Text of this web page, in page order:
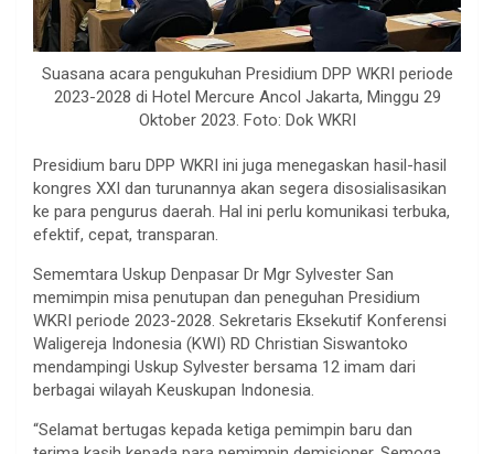
Suasana acara pengukuhan Presidium DPP WKRI periode
2023-2028 di Hotel Mercure Ancol Jakarta, Minggu 29
Oktober 2023. Foto: Dok WKRI
Presidium baru DPP WKRI ini juga menegaskan hasil-hasil
kongres XXI dan turunannya akan segera disosialisasikan
ke para pengurus daerah. Hal ini perlu komunikasi terbuka,
efektif, cepat, transparan.
Sememtara Uskup Denpasar Dr Mgr Sylvester San
memimpin misa penutupan dan peneguhan Presidium
WKRI periode 2023-2028. Sekretaris Eksekutif Konferensi
Waligereja Indonesia (KWI) RD Christian Siswantoko
mendampingi Uskup Sylvester bersama 12 imam dari
berbagai wilayah Keuskupan Indonesia.
“Selamat bertugas kepada ketiga pemimpin baru dan